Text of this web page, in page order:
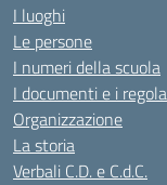
I luoghi
Le persone
I numeri della scuola
I documenti e i
Organizzazione
La storia
Verbali C.D. e C.d.C.